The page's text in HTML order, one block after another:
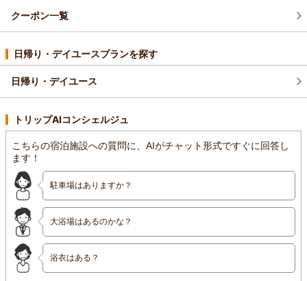
またのご予約をお待ちしております。
クーポン一覧
日帰り・デイユースプランを探す
日帰り・デイユース
トリップAIコンシェルジュ
こちらの宿泊施設への質問に、AIがチャット形式ですぐに回答し
ます！
駐車場はありますか？
大浴場はあるのかな？
浴衣はある？